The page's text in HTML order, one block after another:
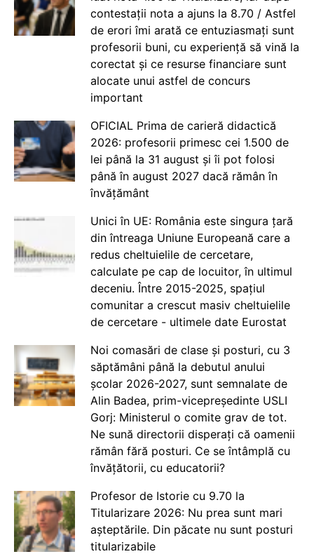
contestații nota a ajuns la 8.70 / Astfel
de erori îmi arată ce entuziasmați sunt
profesorii buni, cu experiență să vină la
corectat și ce resurse financiare sunt
alocate unui astfel de concurs
important
OFICIAL Prima de carieră didactică
2026: profesorii primesc cei 1.500 de
lei până la 31 august și îi pot folosi
până în august 2027 dacă rămân în
învățământ
Unici în UE: România este singura țară
din întreaga Uniune Europeană care a
redus cheltuielile de cercetare,
calculate pe cap de locuitor, în ultimul
deceniu. Între 2015-2025, spațiul
comunitar a crescut masiv cheltuielile
de cercetare - ultimele date Eurostat
Noi comasări de clase și posturi, cu 3
săptămâni până la debutul anului
școlar 2026-2027, sunt semnalate de
Alin Badea, prim-vicepreședinte USLI
Gorj: Ministerul o comite grav de tot.
Ne sună directorii disperați că oamenii
rămân fără posturi. Ce se întâmplă cu
învățătorii, cu educatorii?
Profesor de Istorie cu 9.70 la
Titularizare 2026: Nu prea sunt mari
așteptările. Din păcate nu sunt posturi
titularizabile